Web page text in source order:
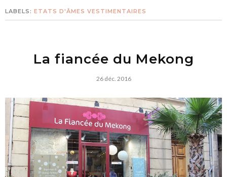
LABELS: ETATS D'ÂMES VESTIMENTAIRES
La fiancée du Mekong
26 déc. 2016